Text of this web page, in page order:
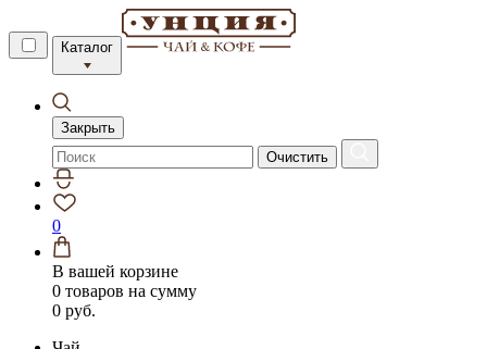
Каталог
Закрыть
Очистить
0
В вашей корзине
0 товаров на сумму
0 руб.